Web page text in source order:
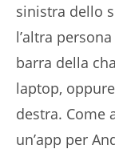
sinistra dello
l’altra
barra della
laptop,
destra. Come
un’app per